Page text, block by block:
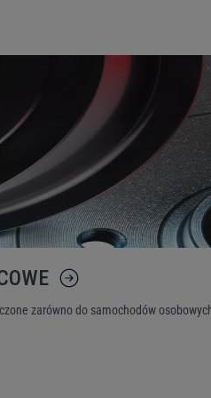
zarówno do samochodów
Nie pamiętam hasła